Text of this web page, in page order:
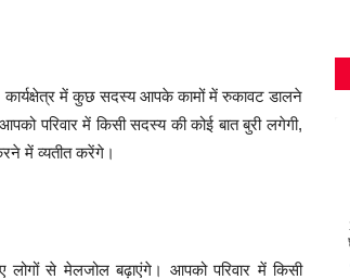
में कुछ सदस्य आपके कामों में रुकावट डालने
परिवार में किसी सदस्य की कोई बात बुरी लगेगी,
में व्यतीत करेंगे।
से मेलजोल बढ़ाएंगे। आपको परिवार में किसी